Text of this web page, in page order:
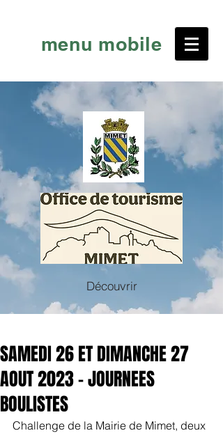
menu mobile
Découvrir
SAMEDI 26 ET DIMANCHE 27
AOUT 2023 - JOURNEES
BOULISTES
Challenge de la Mairie de Mimet, deux